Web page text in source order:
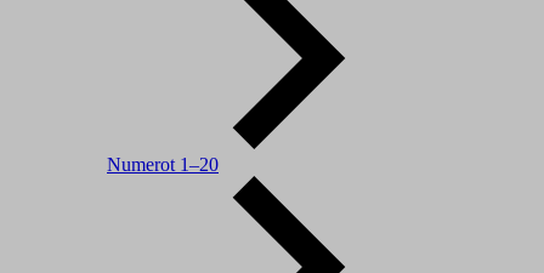
Numerot 1–20